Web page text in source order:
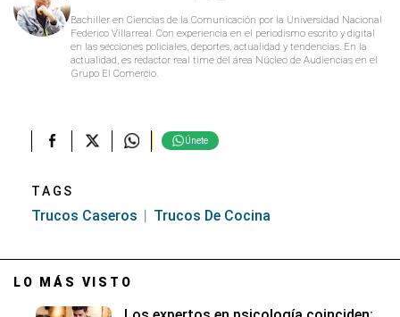
Bachiller en Ciencias de la Comunicación por la Universidad Nacional
Federico Villarreal. Con experiencia en el periodismo escrito y digital
en las secciones policiales, deportes, actualidad y tendencias. En la
actualidad, es redactor real time del área Núcleo de Audiencias en el
Grupo El Comercio.
Únete
TAGS
Trucos Caseros Trucos De Cocina
LO MÁS VISTO